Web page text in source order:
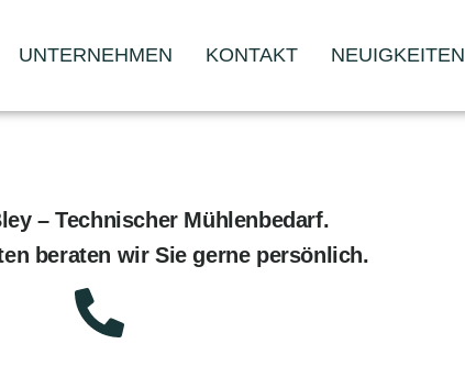
UNTERNEHMEN KONTAKT NEUIGKEITEN
– Technischer Mühlenbedarf.
beraten wir Sie gerne persönlich.